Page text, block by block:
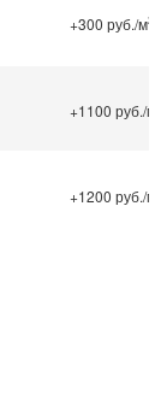
+300 руб./м2
+1100 руб./м
+1200 руб./м